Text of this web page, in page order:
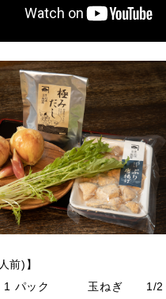
前)】
1 パック 玉ねぎ 1/2